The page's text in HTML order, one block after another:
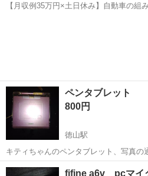
【月収例35万円×土日休み】自動車の組
ペンタブレット
800円
徳山駅
キティちゃんのペンタブレット、写真の
確認していません。
山口 周南市 周辺機器
fifine a6v pcマイ